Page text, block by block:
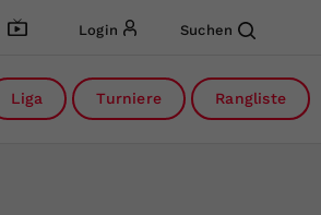
Login Suchen
Liga Turniere Rangliste